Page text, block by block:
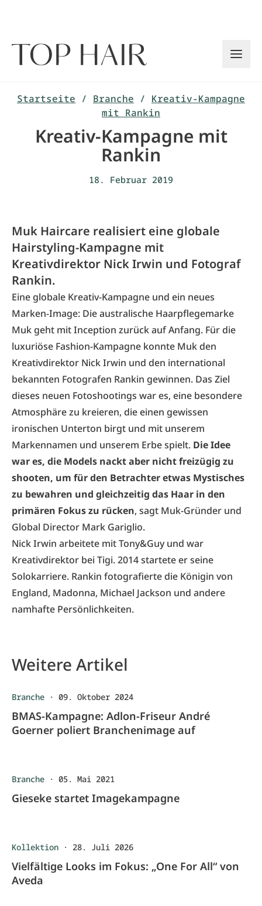
Startseite / Branche / Kreativ-Kampagne
mit Rankin
Kreativ-Kampagne mit
Rankin
18. Februar 2019
Muk Haircare realisiert eine globale
Hairstyling-Kampagne mit
Kreativdirektor Nick Irwin und Fotograf
Rankin.
Eine globale Kreativ-Kampagne und ein neues
Marken-Image: Die australische Haarpflegemarke
Mukgeht mit Inception zurück auf Anfang. Für die
luxuriöse Fashion-Kampagne konnte Muk den
Kreativdirektor Nick Irwin und den international
bekannten Fotografen Rankin gewinnen. Das Ziel
dieses neuen Fotoshootings war es, eine besondere
Atmosphäre zu kreieren, die einen gewissen
ironischen Unterton birgt und mit unserem
Markennamen und unserem Erbe spielt. Die Idee
war es, die Models nackt aber nicht freizügig zu
shooten, um für den Betrachter etwas Mystisches
zu bewahren und gleichzeitig das Haar in den
primären Fokus zu rücken, sagt Muk-Gründer und
Global Director Mark Gariglio.
Nick Irwin arbeitete mit Tony&Guy und war
Kreativdirektor bei Tigi. 2014 startete er seine
Solokarriere. Rankin fotografierte die Königin von
England, Madonna, Michael Jackson und andere
namhafte Persönlichkeiten.
Weitere Artikel
Branche · 09. Oktober 2024
BMAS-Kampagne: Adlon-Friseur André
Goerner poliert Branchenimage auf
Branche · 05. Mai 2021
Gieseke startet Imagekampagne
Kollektion · 28. Juli 2026
Vielfältige Looks im Fokus: „One For All“ von
Aveda